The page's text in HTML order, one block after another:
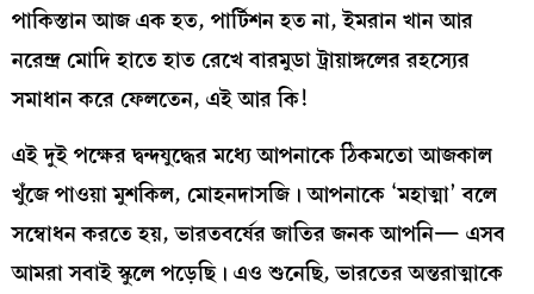
পাকিস্তান আজ এক হত, পার্টিশন হত না, ইমরান খান আর
নরেন্দ্র মোদি হাতে হাত রেখে বারমুডা ট্রায়াঙ্গলের রহস্যের
সমাধান করে ফেলতেন, এই আর কি!
এই দুই পক্ষের দ্বন্দযুদ্ধের মধ্যে আপনাকে ঠিকমতো আজকাল
খুঁজে পাওয়া মুশকিল, মোহনদাসজি। আপনাকে ‘মহাত্মা’ বলে
সম্বোধন করতে হয়, ভারতবর্ষের জাতির জনক আপনি— এসব
আমরা সবাই স্কুলে পড়েছি। এও শুনেছি, ভারতের অন্তরাত্মাকে